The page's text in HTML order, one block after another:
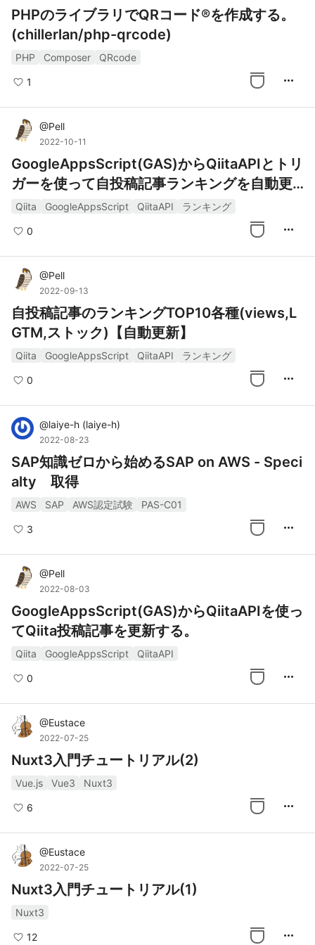
PHPのライブラリでQRコード®を作成する。
(chillerlan/php-qrcode)
PHP Composer QRcode
1 more_horiz
@Pell
2022-10-11
GoogleAppsScript(GAS)からQiitaAPIとトリ
ガーを使って自投稿記事ランキングを自動更
新
Qiita GoogleAppsScript QiitaAPI ランキング
0 more_horiz
@Pell
2022-09-13
自投稿記事のランキングTOP10各種(views,L
GTM,ストック)【自動更新】
Qiita GoogleAppsScript QiitaAPI ランキング
0 more_horiz
@laiye-h (laiye-h)
2022-08-23
SAP知識ゼロから始めるSAP on AWS - Speci
alty 取得
AWS SAP AWS認定試験 PAS-C01
3 more_horiz
@Pell
2022-08-03
GoogleAppsScript(GAS)からQiitaAPIを使っ
てQiita投稿記事を更新する。
Qiita GoogleAppsScript QiitaAPI
0 more_horiz
@Eustace
2022-07-25
Nuxt3入門チュートリアル(2)
Vue.js Vue3 Nuxt3
6 more_horiz
@Eustace
2022-07-25
Nuxt3入門チュートリアル(1)
Nuxt3
12 more_horiz